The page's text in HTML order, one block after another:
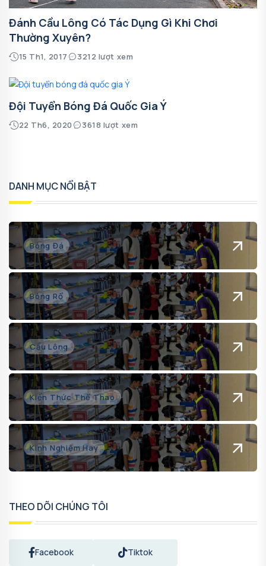
Đánh Cầu Lông Có Tác Dụng Gì Khi Chơi
Thường Xuyên?
15 Th1, 2017 3212 lượt xem
Đội Tuyển Bóng Đá Quốc Gia Ý
22 Th6, 2020 3618 lượt xem
DANH MỤC NỔI BẬT
Bóng Đá
Bóng Rổ
Cầu Lông
Kiến Thức Thể Thao
Kinh Nghiệm Hay
THEO DÕI CHÚNG TÔI
Facebook Tiktok